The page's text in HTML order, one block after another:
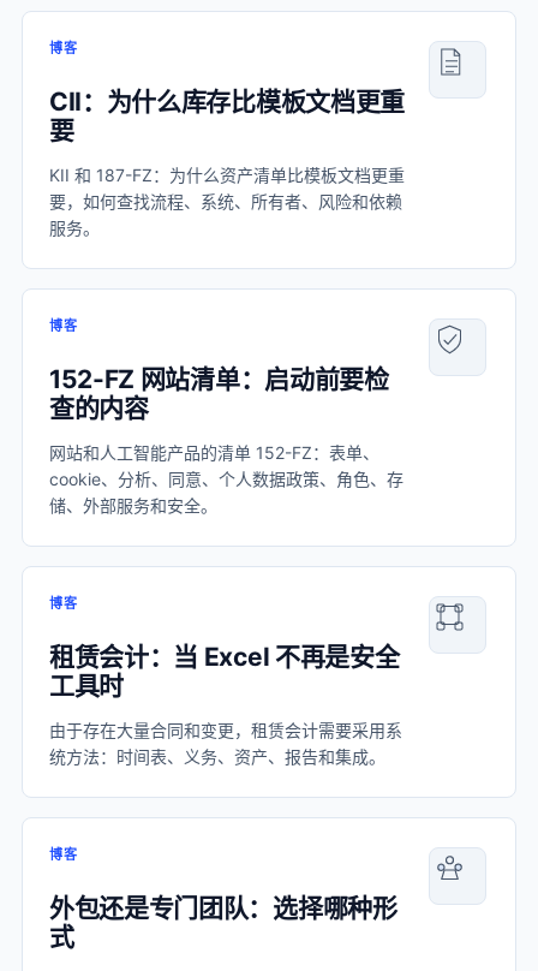
博客
CII：为什么库存比模板文档更重
要
KII 和 187-FZ：为什么资产清单比模板文档更重
要，如何查找流程、系统、所有者、风险和依赖
服务。
博客
152-FZ 网站清单：启动前要检
查的内容
网站和人工智能产品的清单 152-FZ：表单、
cookie、分析、同意、个人数据政策、角色、存
储、外部服务和安全。
博客
租赁会计：当 Excel 不再是安全
工具时
由于存在大量合同和变更，租赁会计需要采用系
统方法：时间表、义务、资产、报告和集成。
博客
外包还是专门团队：选择哪种形
式